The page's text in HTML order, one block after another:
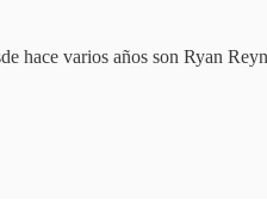
hace varios años son Ryan